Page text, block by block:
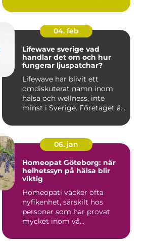
04. feb
Lifewave sverige vad
handlar det om och hur
fungerar ljuspatchar?
Lifewave har blivit ett
omdiskuterat namn inom
hälsa och wellness, inte
minst i Sverige. Företaget ä...
06. jan
Homeopat Göteborg: när
helhetssyn på hälsa blir
viktig
Homeopati väcker ofta
nyfikenhet, särskilt hos
personer som har provat
mycket inom vå...